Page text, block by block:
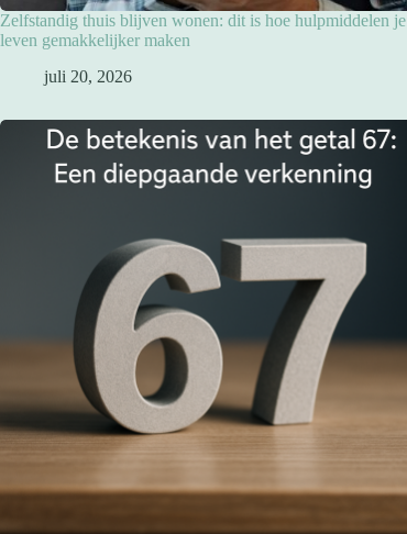
Zelfstandig thuis blijven wonen: dit is hoe hulpmiddelen je
leven gemakkelijker maken
juli 20, 2026